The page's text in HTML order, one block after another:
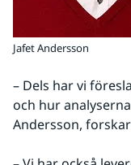
Jafet Andersson
– Dels har vi
och hur
Andersson,